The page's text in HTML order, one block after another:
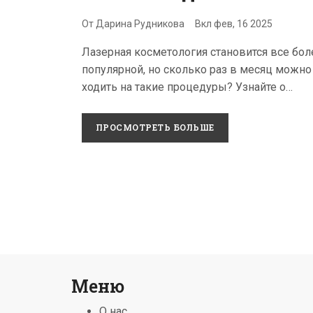
лазер?
От Дарина Рудникова Вкл фев, 16 2025
Лазерная косметология становится все
популярной, но сколько раз в месяц можно
ходить на такие процедуры? Узнайте о
типы процедур и индивидуальные
а также получите практические советы,
ПРОСМОТРЕТЬ БОЛЬШЕ
Меню